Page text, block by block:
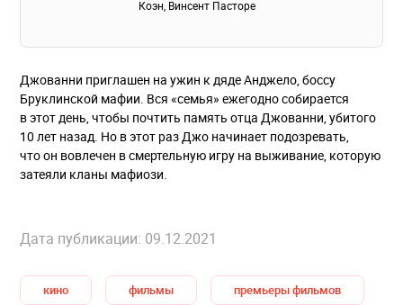
Коэн Винсент Пасторе
Джованни приглашен на ужин к дяде Анджело, боссу
Бруклинской мафии. Вся «семья» ежегодно собирается
в этот день, чтобы почтить память отца Джованни, убитого
10 лет назад. Но в этот раз Джо начинает подозревать,
что он вовлечен в смертельную игру на выживание, которую
затеяли кланы мафиози.
Дата публикации: 09.12.2021
кино фильмы премьеры фильмов